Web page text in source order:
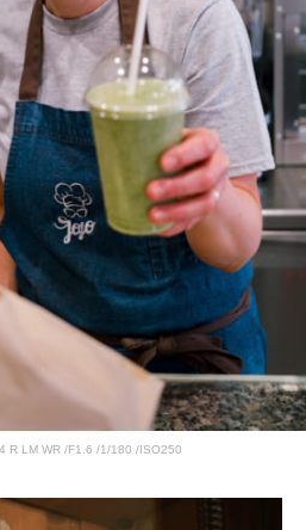
R LM WR /F1.6 /1/180 /ISO250